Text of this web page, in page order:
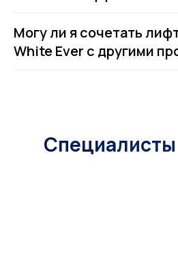
Могу ли я сочетать
White Ever с другими
Специалисты